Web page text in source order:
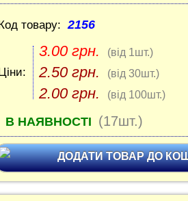
товару: 2156
3.00 грн. (від 1шт.)
2.50 грн. (від 30шт.)
2.00 грн. (від 100шт.)
В НАЯВНОСТІ (17шт.)
ДОДАТИ ТОВАР ДО